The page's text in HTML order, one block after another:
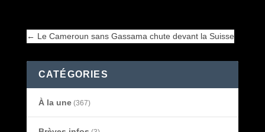
← Le Cameroun sans Gassama chute devant la Suisse
CATÉGORIES
À la une(367)